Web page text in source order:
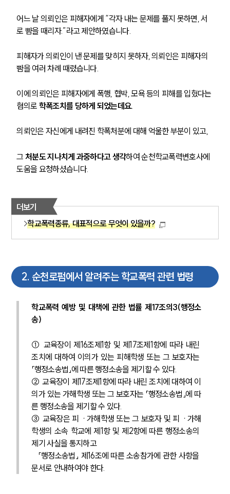
어느 날 의뢰인은 피해자에게 “각자 내는 문제를 풀지 못하면, 서
로 뺨을 때리자.”라고 제안하였습니다.
피해자가 의뢰인이 낸 문제를 맞히지 못하자, 의뢰인은 피해자의
뺨을 여러 차례 때렸습니다.
이에 의뢰인은 피해자에게 폭행, 협박, 모욕 등의 피해를 입혔다는
혐의로 학폭조치를 당하게 되었는데요.
의뢰인은 자신에게 내려진 학폭처분에 대해 억울한 부분이 있고,
그 처분도 지나치게 과중하다고 생각하여 순천학교폭력변호사에
도움을 요청하셨습니다.
더보기
학교폭력종류, 대표적으로 무엇이 있을까?
2. 순천로펌에서 알려주는 학교폭력 관련 법령
학교폭력 예방 및 대책에 관한 법률 제17조의3(행정소
송)
① 교육장이 제16조제1항 및 제17조제1항에 따라 내린
조치에 대하여 이의가 있는 피해학생 또는 그 보호자는
「행정소송법」에 따른 행정소송을 제기할 수 있다.
② 교육장이 제17조제1항에 따라 내린 조치에 대하여 이
의가 있는 가해학생 또는 그 보호자는 「행정소송법」에 따
른 행정소송을 제기할 수 있다.
③ 교육장은 피ㆍ가해학생 또는 그 보호자 및 피ㆍ가해
학생의 소속 학교에 제1항 및 제2항에 따른 행정소송의
제기 사실을 통지하고
문서로 안내하여야 한다.